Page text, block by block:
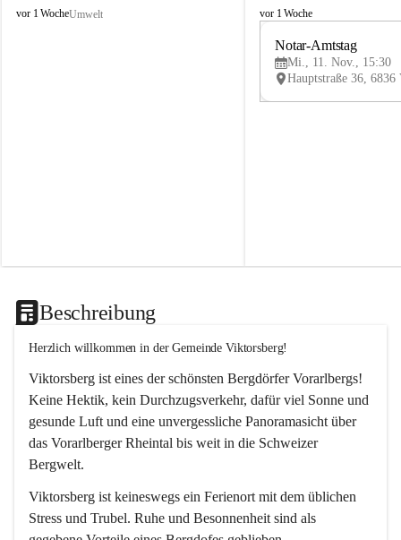
V
vor 1 WocheUmwelt
V
vor 1 Woche
Notar-Amtstag
Mi., 11. Nov., 15:30
Beschreibung
Herzlich willkommen in der Gemeinde Viktorsberg!
Viktorsberg ist eines der schönsten Bergdörfer Vorarlbergs!
Keine Hektik, kein Durchzugsverkehr, dafür viel Sonne und
gesunde Luft und eine unvergessliche Panoramasicht über
das Vorarlberger Rheintal bis weit in die Schweizer
Bergwelt.
Viktorsberg ist keineswegs ein Ferienort mit dem üblichen
Stress und Trubel. Ruhe und Besonnenheit sind als